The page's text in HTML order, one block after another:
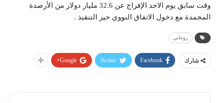
وقت سابق يوم الاحد الإفراج عن 32.6 مليار دولار من الأرصدة
المجمدة مع دخول الاتفاق النووي حيز التنفيذ .
روحاني
شارك Facebook
Twitter
Google+